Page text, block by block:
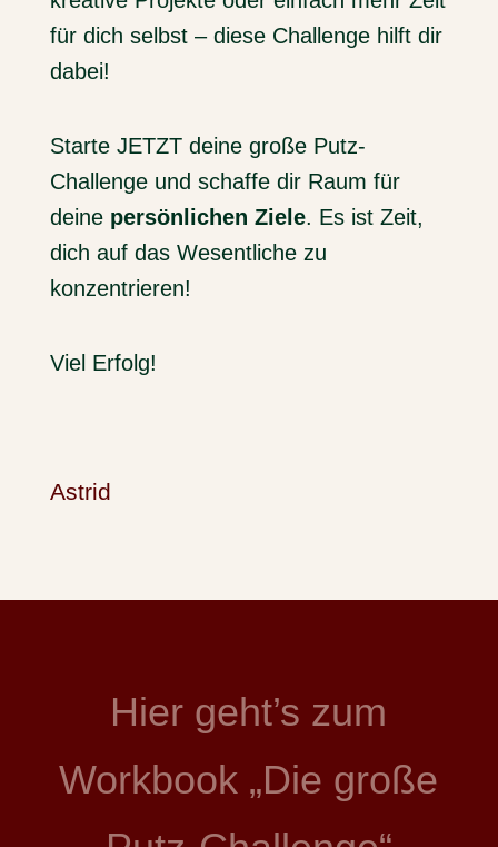
für dich selbst – diese Challenge hilft dir
dabei!
Starte JETZT deine große Putz-
Challenge und schaffe dir Raum für
deine persönlichen Ziele. Es ist Zeit,
dich auf das Wesentliche zu
konzentrieren!
Viel Erfolg!
Astrid
Hier geht’s zum
Workbook „Die große